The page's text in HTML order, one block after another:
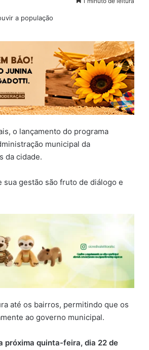
o lançamento do programa
municipal da
da cidade.
gestão são fruto de diálogo e
até os bairros, permitindo que os
ao governo municipal.
próxima quinta-feira, dia 22 de